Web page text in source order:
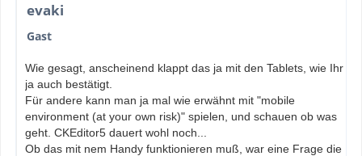
evaki
Gast
Wie gesagt, anscheinend klappt das ja mit den Tablets, wie Ihr
ja auch bestätigt.
Für andere kann man ja mal wie erwähnt mit "mobile
environment (at your own risk)" spielen, und schauen ob was
geht. CKEditor5 dauert wohl noch...
Ob das mit nem Handy funktionieren muß, war eine Frage die